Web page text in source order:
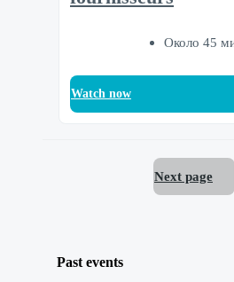
Около 45
Watch now
Next page
Past events